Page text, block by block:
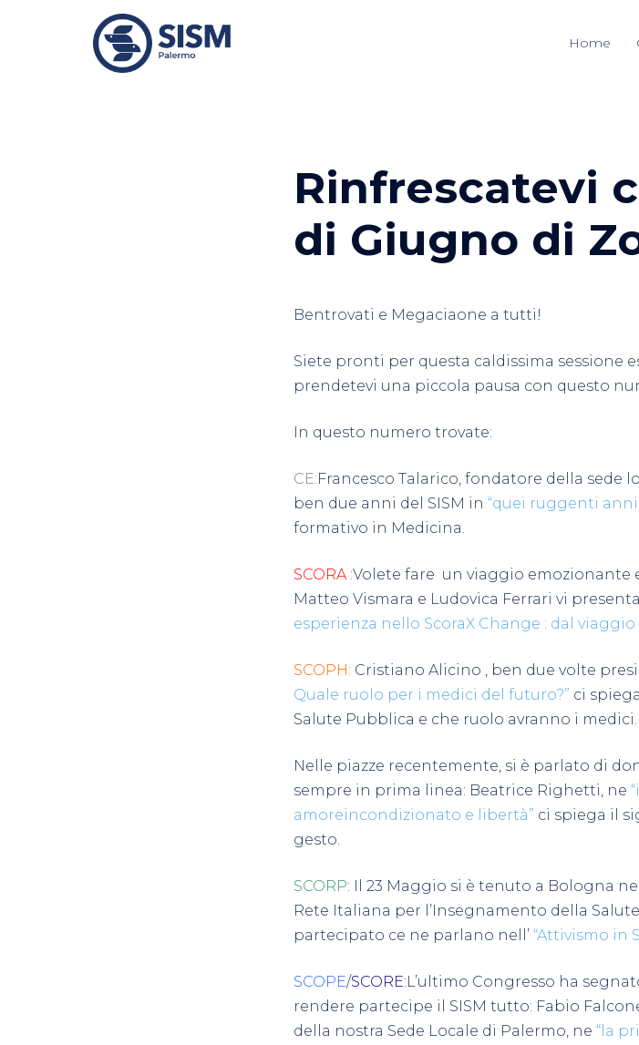
Home
Rinfrescatevi
di Giugno di
Bentrovati e Megaciaone a tutti!
Siete pronti per questa caldissima sessione
prendetevi una piccola pausa con questo
In questo numero trovate:
CE:Francesco Talarico, fondatore della sede
ben due anni del SISM in “quei ruggenti anni
formativo in Medicina.
SCORA :Volete fare un viaggio emozionante
Matteo Vismara e Ludovica Ferrari vi
esperienza nello ScoraX Change : dal
SCOPH: Cristiano Alicino , ben due volte
Quale ruolo per i medici del futuro?” ci
Salute Pubblica e che ruolo avranno i medici.
Nelle piazze recentemente, si è parlato di
sempre in prima linea: Beatrice Righetti, ne
amoreincondizionato e libertà” ci spiega il
gesto.
SCORP: Il 23 Maggio si è tenuto a Bologna
Rete Italiana per l’Insegnamento della
partecipato ce ne parlano nell’ “Attivismo in
SCOPE/SCORE:L’ultimo Congresso ha
rendere partecipe il SISM tutto: Fabio
della nostra Sede Locale di Palermo, ne “la